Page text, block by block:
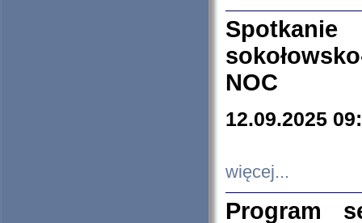
NOC
12.09.2025
więcej...
Program